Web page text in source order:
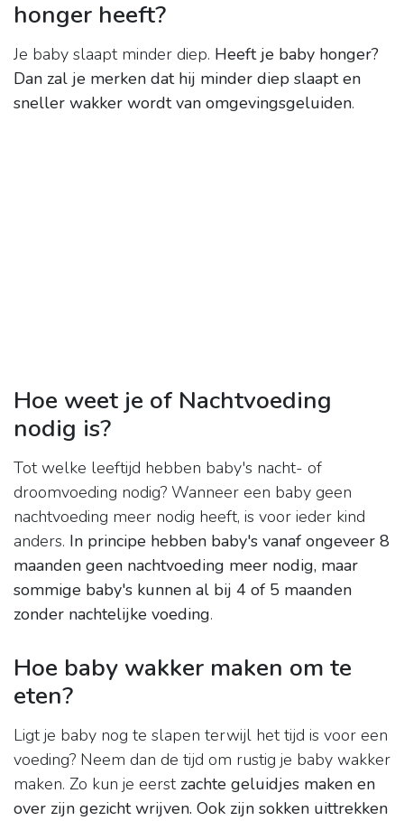
honger heeft?
Je baby slaapt minder diep. Heeft je baby honger?
Dan zal je merken dat hij minder diep slaapt en
sneller wakker wordt van omgevingsgeluiden.
Hoe weet je of Nachtvoeding
nodig is?
Tot welke leeftijd hebben baby's nacht- of
droomvoeding nodig? Wanneer een baby geen
nachtvoeding meer nodig heeft, is voor ieder kind
anders. In principe hebben baby's vanaf ongeveer 8
maanden geen nachtvoeding meer nodig, maar
sommige baby's kunnen al bij 4 of 5 maanden
zonder nachtelijke voeding.
Hoe baby wakker maken om te
eten?
Ligt je baby nog te slapen terwijl het tijd is voor een
voeding? Neem dan de tijd om rustig je baby wakker
maken. Zo kun je eerst zachte geluidjes maken en
over zijn gezicht wrijven. Ook zijn sokken uittrekken